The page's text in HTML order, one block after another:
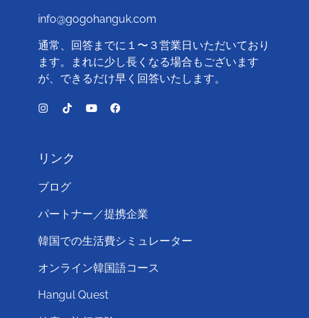
info@gogohanguk.com
通常、回答までに１〜３営業日いただいており
ます。まれに少し長くなる場合もございます
が、できるだけ早く回答いたします。
リンク
ブログ
パートナー／提携企業
韓国での生活費シミュレーター
オンライン韓国語コース
Hangul Quest